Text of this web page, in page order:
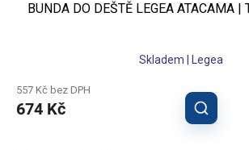
BUNDA DO DEŠTĚ LEGEA ATACAMA |
Skladem | Legea
557 Kč bez DPH
674 Kč